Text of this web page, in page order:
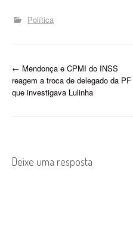
governadora Elmana de
Freitas, enquanto na
governador petista
Jerônimo Rodrigues.
Diante do cenário, o
governo federal…
Política
P
o
n
← Mendonça e CPMI do INSS
reagem a troca de delegado da PF
que investigava Lulinha
Deixe uma resposta